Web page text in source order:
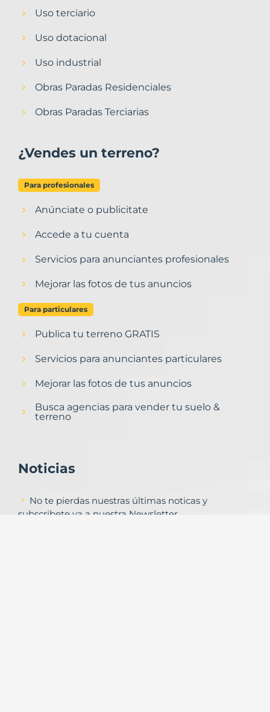
Uso terciario
Uso dotacional
Uso industrial
Obras Paradas Residenciales
Obras Paradas Terciarias
¿Vendes un terreno?
Para profesionales
Anúnciate o publicitate
Accede a tu cuenta
Servicios para anunciantes profesionales
Mejorar las fotos de tus anuncios
Para particulares
Publica tu terreno GRATIS
Servicios para anunciantes particulares
Mejorar las fotos de tus anuncios
Busca agencias para vender tu suelo &
terreno
Noticias
No te pierdas nuestras últimas noticas y
subscribete ya a nuestra Newsletter